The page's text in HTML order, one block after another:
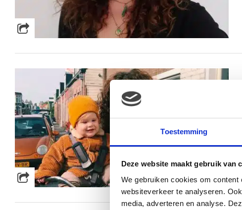
Toestemming
Deze website maakt gebruik van
We gebruiken cookies om
websiteverkeer te analyseren.
media, adverteren en analyse.